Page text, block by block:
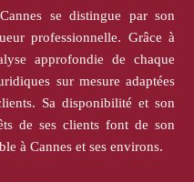
se distingue par son
professionnelle. Grâce à
approfondie de chaque
sur mesure adaptées
Sa disponibilité et son
de ses clients font de son
à Cannes et ses environs.